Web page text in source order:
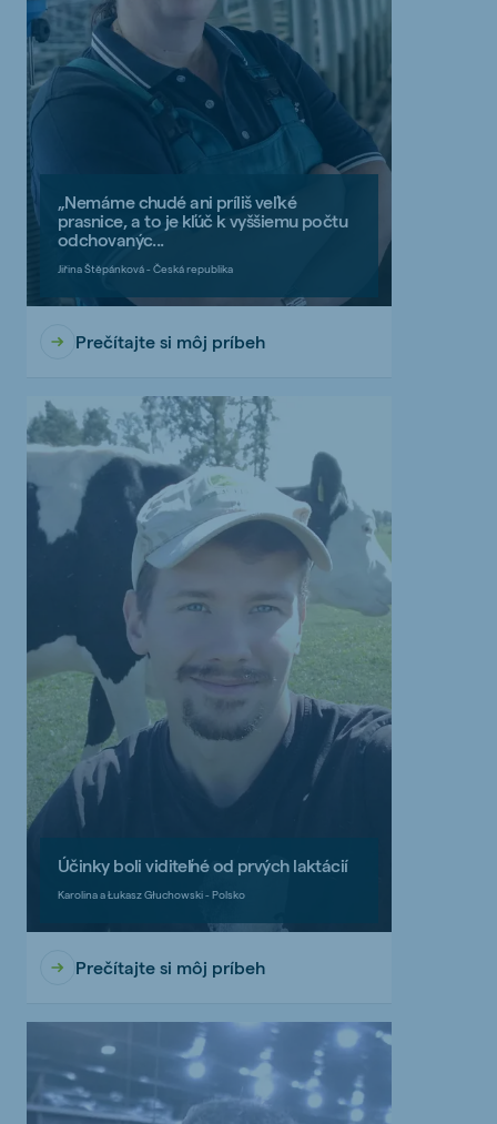
„Nemáme chudé ani príliš veľké
prasnice, a to je kľúč k vyššiemu počtu
odchovanýc...
Jiřina Štěpánková - Česká republika
Prečítajte si môj príbeh
Účinky boli viditeľné od prvých laktácií
Karolina a Łukasz Głuchowski - Polsko
Prečítajte si môj príbeh